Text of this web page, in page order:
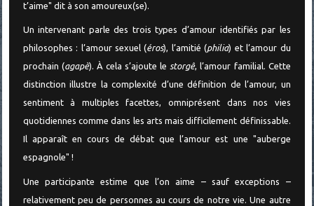
t’aime" dit à son amoureux(se).
Un intervenant parle des trois types d’amour identifiés par les
philosophes : l’amour sexuel (éros), l’amitié (philia) et l’amour du
prochain (agapè). À cela s’ajoute le storgê, l’amour familial. Cette
distinction illustre la complexité d’une définition de l’amour, un
sentiment à multiples facettes, omniprésent dans nos vies
quotidiennes comme dans les arts mais difficilement définissable.
Il apparaît en cours de débat que l’amour est une "auberge
espagnole" !
Une participante estime que l’on aime – sauf exceptions –
relativement peu de personnes au cours de notre vie. Une autre